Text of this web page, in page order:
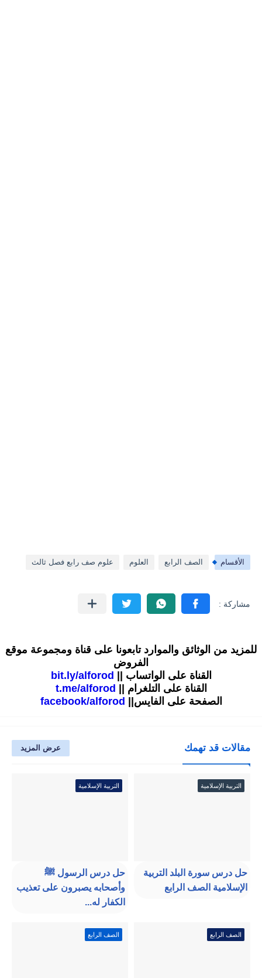
الأقسام الصف الرابع العلوم علوم صف رابع فصل ثالث
للمزيد من الوثائق والموارد تابعونا على قناة ومجموعة موقع
الفروض
القناة على الواتساب ||
bit.ly/alforod
القناة على التلغرام ||
t.me/alforod
الصفحة على الفايس||
facebook/alforod
مقالات قد تهمك عرض المزيد
التربية الإسلامية
حل درس سورة البلد التربية
الإسلامية الصف الرابع
التربية الإسلامية
حل درس الرسول ﷺ
وأصحابه يصبرون على تعذيب
الكفار له...
الصف الرابع الصف الرابع